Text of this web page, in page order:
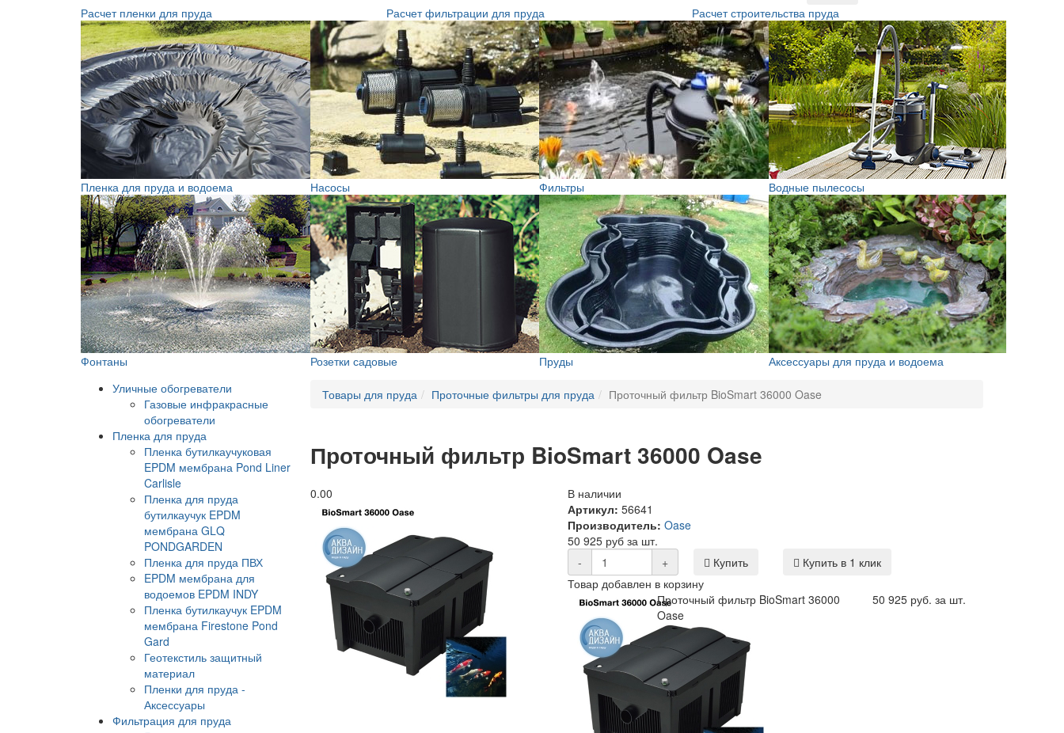
Расчет пленки для пруда
Расчет фильтрации для пруда Расчет строительства пруда
Пленка для пруда и водоема Насосы Фильтры Водные пылесосы
Фонтаны Розетки садовые Пруды
Аксессуары для пруда и водоема
Уличные обогреватели
Газовые инфракрасные
обогреватели
Пленка для пруда
Пленка бутилкаучуковая
EPDM мембрана Pond Liner
Carlisle
Пленка для пруда
бутилкаучук EPDM
мембрана GLQ
PONDGARDEN
Пленка для пруда ПВХ
EPDM мембрана для
водоемов EPDM INDY
Пленка бутилкаучук EPDM
мембрана Firestone Pond
Gard
Геотекстиль защитный
материал
Пленки для пруда -
Аксессуары
Фильтрация для пруда
Товары для пруда Проточные фильтры для пруда Проточный фильтр BioSmart 36000 Oase
Проточный фильтр BioSmart 36000 Oase
0.00
В наличии
Артикул: 56641
Производитель: Oase
50 925 руб за шт.
-
+ Купить
Купить в 1 клик
Товар добавлен в корзину
Проточный фильтр BioSmart 36000
Oase
50 925 руб. за шт.